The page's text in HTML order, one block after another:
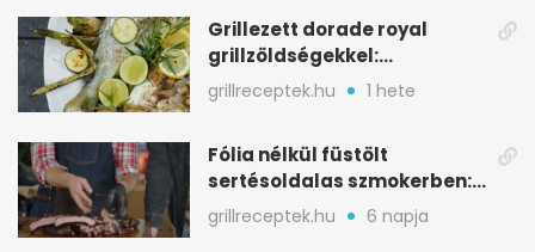
Grillezett dorade royal
grillzöldségekkel:
mediterrán ízek a rostélyról
grillreceptek.hu 1 hete
Fólia nélkül füstölt
sertésoldalas szmokerben:
ropogós bark, 6 óra
grillreceptek.hu 6 napja